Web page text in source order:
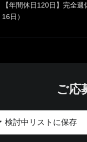
【年間休日120日】完全
16日）
ご応
検討中リストに保存